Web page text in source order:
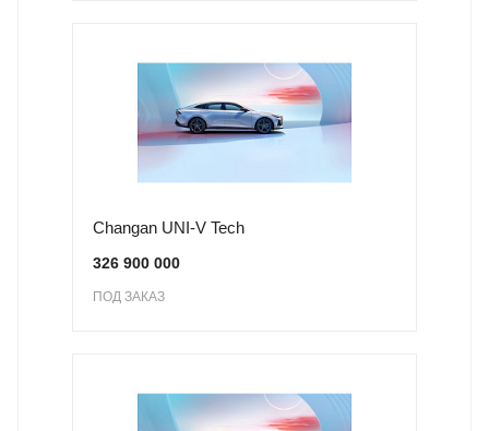
Changan UNI-V Tech
326 900 000
ПОД ЗАКАЗ